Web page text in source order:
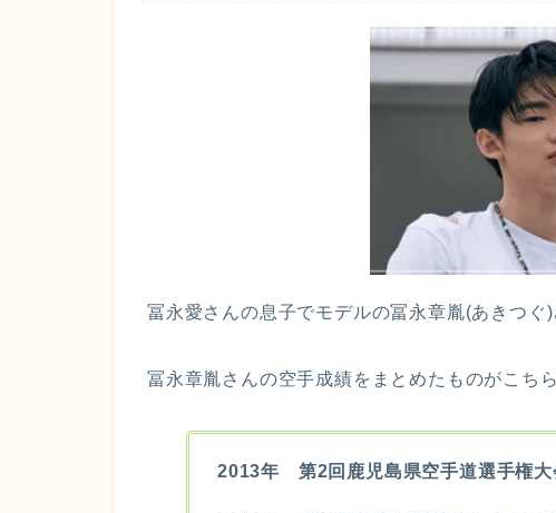
冨永愛さんの息子でモデルの冨永章胤(あきつぐ
冨永章胤さんの空手成績をまとめたものがこちら
2013年 第2回鹿児島県空手道選手権